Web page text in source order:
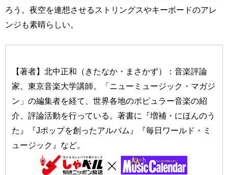
ろう。夜空を連想させるストリングスやキーボードのアレ
ンジも素晴らしい。
【著者】北中正和（きたなか・まさかず）：音楽評論
家。東京音楽大学講師。「ニューミュージック・マガジ
ン」の編集者を経て、世界各地のポピュラー音楽の紹
介、評論活動を行っている。著書に『増補・にほんのう
た』『Jポップを創ったアルバム』『毎日ワールド・ミ
ュージック』など。